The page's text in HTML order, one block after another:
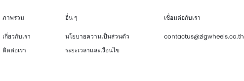
ภาพรวม
เกี่ยวกับเรา
ติดต่อเรา
อื่น ๆ
นโยบายความเป็นส่วนตัว
ระยะเวลาและเงื่อนไข
เชื่อมต่อกับเรา
contactus@zigwheels.co.th